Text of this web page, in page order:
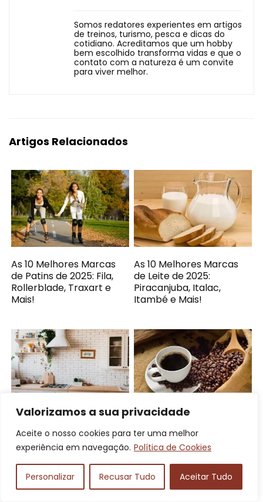
Valorizamos a sua privacidade
Aceite o nosso cookies para ter uma melhor
experiência em navegação. Política de Cookies
Personalizar Recusar Tudo Aceitar Tudo
Somos redatores experientes em artigos
de treinos, turismo, pesca e dicas do
cotidiano. Acreditamos que um hobby
bem escolhido transforma vidas e que o
contato com a natureza é um convite
para viver melhor.
Artigos Relacionados
As 10 Melhores Marcas
de Patins de 2025: Fila,
Rollerblade, Traxart e
Mais!
As 10 Melhores Marcas
de Leite de 2025:
Piracanjuba, Italac,
Itambé e Mais!
de Fogão de 2025:
Brastemp, Electrolux,
de Café de 2025: Santa
Monica, 3 Corações,